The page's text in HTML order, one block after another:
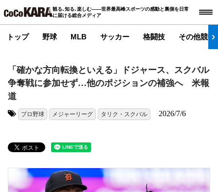
観る､知る､楽しむ――世界最高峰スポーツの感動と裏側を日常
に届ける総合メディア
トップ 野球 MLB サッカー 格闘技 その他競技
「確かな方向転換といえる」ドジャース、スクバル
争奪戦に参加せず…他のポジションの補強へ 米報
道
プロ野球 メジャーリーグ タリク・スクバル 2026/7/6